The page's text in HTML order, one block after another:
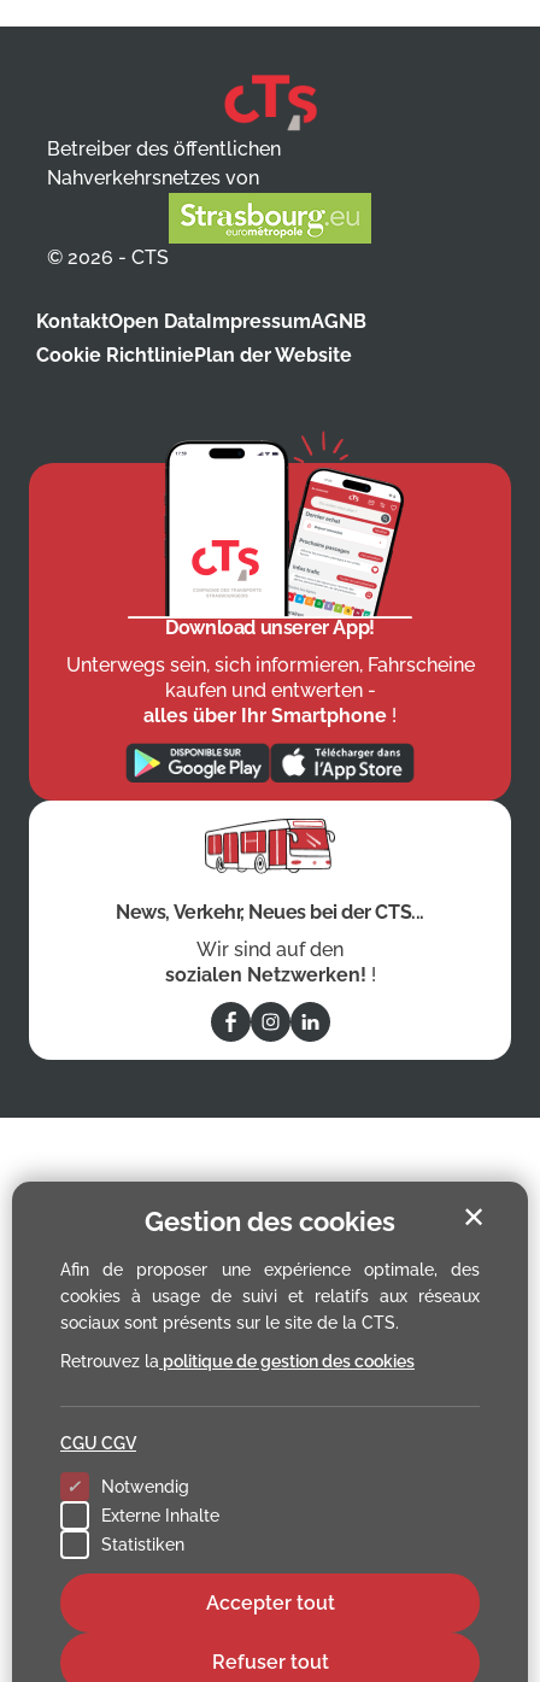
Gestion des cookies
Afin de proposer une expérience optimale, des
cookies à usage de suivi et relatifs aux réseaux
sociaux sont présents sur le site de la CTS.
Retrouvez la politique de gestion des cookies
Notwendig
Externe Inhalte
Statistiken
Refuser tout
Accepter tout
✕
CGU CGV
Betreiber des öffentlichen
Nahverkehrsnetzes von
© 2026 - CTS
KontaktOpen DataImpressumAGNB
Cookie RichtliniePlan der Website
Download unserer App!
Unterwegs sein, sich informieren, Fahrscheine
kaufen und entwerten -
alles über Ihr Smartphone !
News, Verkehr, Neues bei der CTS...
Wir sind auf den
sozialen Netzwerken! !